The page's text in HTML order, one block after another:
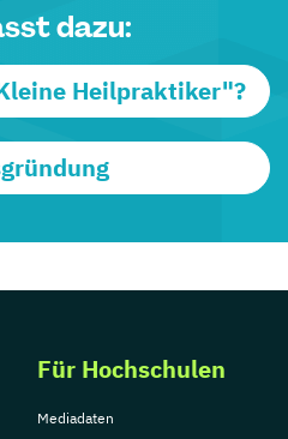
dazu:
Heilpraktiker"?
Für Hochschulen
Mediadaten